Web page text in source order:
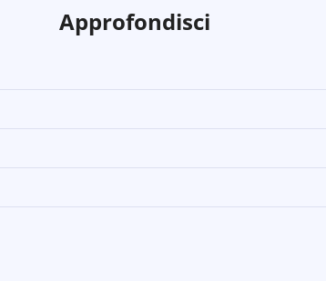
Approfondisci